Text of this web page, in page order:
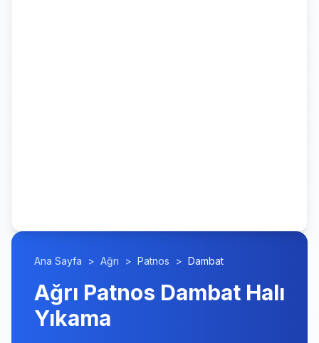
Ana Sayfa > Ağrı > Patnos > Dambat
Ağrı Patnos Dambat Halı
Yıkama